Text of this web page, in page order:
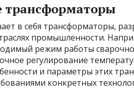
трансформаторы
в себя трансформаторы,
промышленности.
режим работы
регулирование
и параметры этих
конкретных